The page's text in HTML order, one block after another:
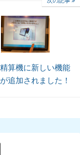
算機に新しい機能
が追加されました！